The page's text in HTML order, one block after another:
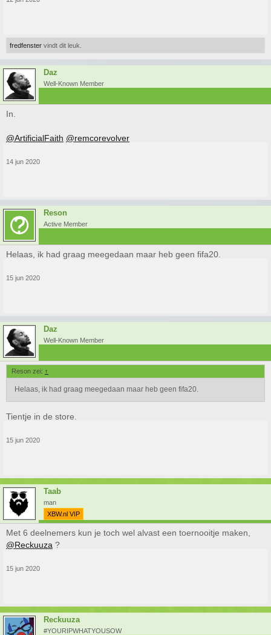
fredfenster vindt dit leuk.
Daz
Well-Known Member
In.
@ArtificialFaith @remcorevolver
14 jun 2020
Reson
Active Member
Helaas, ik had graag meegedaan maar heb geen fifa20.
15 jun 2020
Daz
Well-Known Member
Reson zei: ↑
Helaas, ik had graag meegedaan maar heb geen fifa20.
Tientje in de store.
15 jun 2020
Taab
man
XBW.nl VIP
Met 6 deelnemers kun je toch wel alvast een toernooitje maken,
@Reckuuza ?
15 jun 2020
Reckuuza
#YOURIPWHATYOUSOW